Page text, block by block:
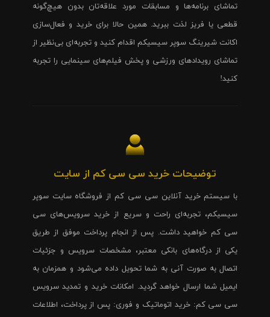
تماشای برنامه‌ها و مسابقات مورد علاقه‌تان بدون هیچ‌گونه
قطعی یا فریز لذت ببرید. همین حالا برای خرید و فعال‌سازی
اکانت شیرینگ سوپر سیسیکم اقدام کنید و تجربه‌ای بی‌نظیر از
تماشای رویدادهای ورزشی و پخش فیلم‌های سینمایی را تجربه
کنید!
توضیحات خرید سی سی کم از سایت
با سیستم خرید آنلاین سی سی کم از فروشگاه سایت سوپر
سیسیکم، تجربه‌ای راحت و سریع از خرید سرویس‌های سی
سی کم خواهید داشت. پس از انجام پرداخت موفق از طریق
یکی از درگاه‌های بانکی معتبر، مشخصات سرویس و جزئیات
اتصال به صورت آنی به شما تحویل داده می‌شود و همزمان به
ایمیل شما ارسال خواهد گردید. امکانات خرید و تمدید سرویس
سی سی کم: خرید اتوماتیک و فوری: پس از پرداخت، اطلاعات